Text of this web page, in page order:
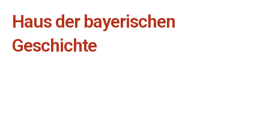
Haus der bayerischen
Geschichte